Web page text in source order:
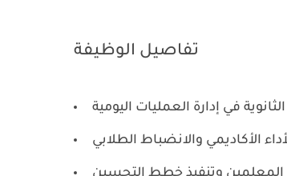
تفاصيل الوظيفة